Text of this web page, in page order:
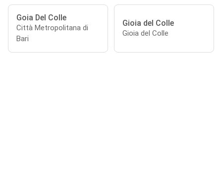
Goia Del Colle
Città Metropolitana di
Bari
Gioia del Colle
Gioia del Colle